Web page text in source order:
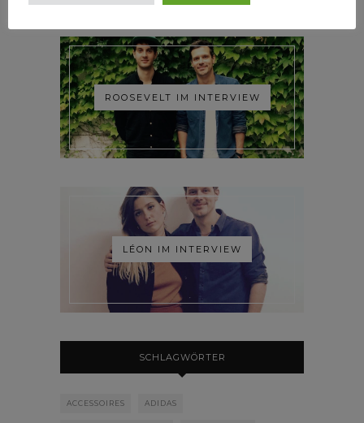
ROOSEVELT IM INTERVIEW
LÉON IM INTERVIEW
SCHLAGWÖRTER
ACCESSOIRES ADIDAS